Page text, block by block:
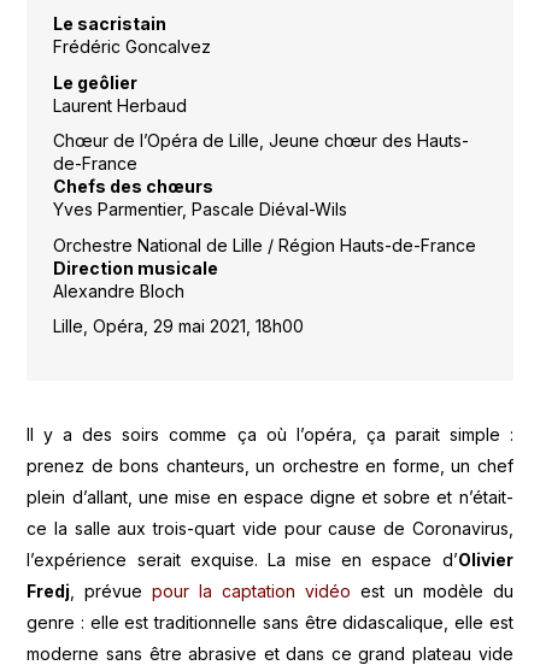
Le sacristain
Frédéric Goncalvez
Le geôlier
Laurent Herbaud
Chœur de l’Opéra de Lille, Jeune chœur des Hauts-
de-France
Chefs des chœurs
Yves Parmentier, Pascale Diéval-Wils
Orchestre National de Lille / Région Hauts-de-France
Direction musicale
Alexandre Bloch
Lille, Opéra, 29 mai 2021, 18h00
Il y a des soirs comme ça où l’opéra, ça parait simple :
prenez de bons chanteurs, un orchestre en forme, un chef
plein d’allant, une mise en espace digne et sobre et n’était-
ce la salle aux trois-quart vide pour cause de Coronavirus,
l’expérience serait exquise. La mise en espace d’Olivier
Fredj , prévuepour la captation vidéo est un modèle du
genre : elle est traditionnelle sans être didascalique, elle est
moderne sans être abrasive et dans ce grand plateau vide